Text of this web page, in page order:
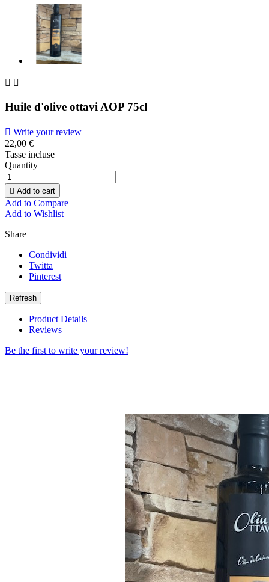
 
Huile d'olive ottavi AOP 75cl
 Write your review
22,00 €
Tasse incluse
Quantity
 Add to cart
Add to Compare
Add to Wishlist
Share
Condividi
Twitta
Pinterest
Product Details
Reviews
Be the first to write your review!